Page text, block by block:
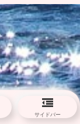
サイドバー